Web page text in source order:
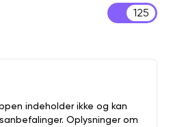
125
indeholder ikke og kan
Oplysninger om